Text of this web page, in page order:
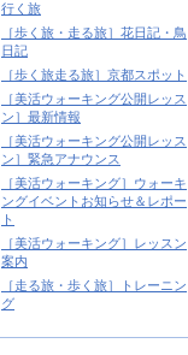
行く旅
［歩く旅・走る旅］花日記・鳥
日記
［歩く旅走る旅］京都スポット
［美活ウォーキング公開レッス
ン］最新情報
［美活ウォーキング公開レッス
ン］緊急アナウンス
［美活ウォーキング］ウォーキ
ングイベントお知らせ＆レポー
ト
［美活ウォーキング］レッスン
案内
［走る旅・歩く旅］トレーニン
グ